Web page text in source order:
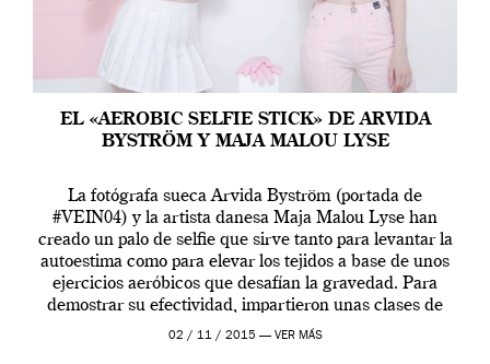
EL «AEROBIC SELFIE STICK» DE ARVIDA
BYSTRÖM Y MAJA MALOU LYSE
La fotógrafa sueca Arvida Byström (portada de
#VEIN04) y la artista danesa Maja Malou Lyse han
creado un palo de selfie que sirve tanto para levantar la
autoestima como para elevar los tejidos a base de unos
ejercicios aeróbicos que desafían la gravedad. Para
demostrar su efectividad, impartieron unas clases de
prueba en el Tate […]
02 / 11 / 2015 — VER MÁS